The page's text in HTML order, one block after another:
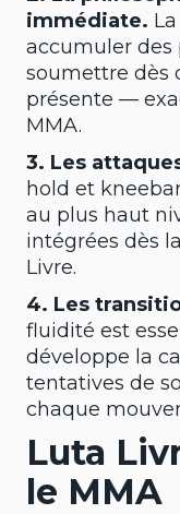
immédiate.
accumuler des
soumettre dès
présente —
MMA.
3. Les
hold et
au plus haut
intégrées dès
Livre.
4. Les
fluidité est
développe la
tentatives de
chaque
Luta
le MMA